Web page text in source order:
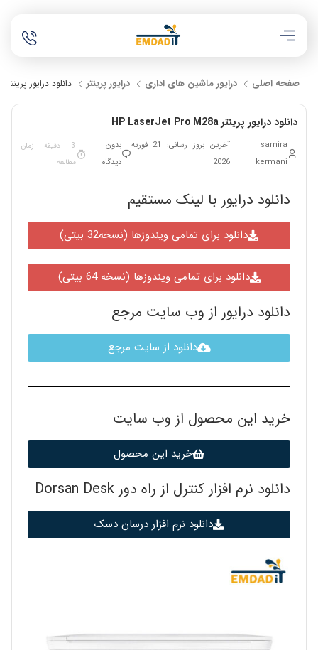
صفحه اصلی درایور ماشین های اداری درایور پرینتر دانلود درایور پرینتر HP LaserJet Pro M28a
دانلود درایور پرینتر HP LaserJet Pro M28a
samira
kermani
آخرین بروز رسانی: 21 فوریه
2026
بدون
دیدگاه
3 دقیقه زمان
مطالعه
دانلود درایور با لینک مستقیم
دانلود برای تمامی ویندوزها (نسخه32 بیتی)
دانلود برای تمامی ویندوزها (نسخه 64 بیتی)
دانلود درایور از وب سایت مرجع
دانلود از سایت مرجع
خرید این محصول از وب سایت
خرید این محصول
دانلود نرم افزار کنترل از راه دور Dorsan Desk
دانلود نرم افزار درسان دسک